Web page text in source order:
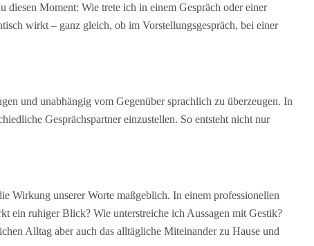
diesen Moment: Wie trete ich in einem Gespräch oder einer
wirkt – ganz gleich, ob im Vorstellungsgespräch, bei einer
und unabhängig vom Gegenüber sprachlich zu überzeugen. In
Gesprächspartner einzustellen. So entsteht nicht nur
Wirkung unserer Worte maßgeblich. In einem professionellen
ein ruhiger Blick? Wie unterstreiche ich Aussagen mit Gestik?
Alltag aber auch das alltägliche Miteinander zu Hause und